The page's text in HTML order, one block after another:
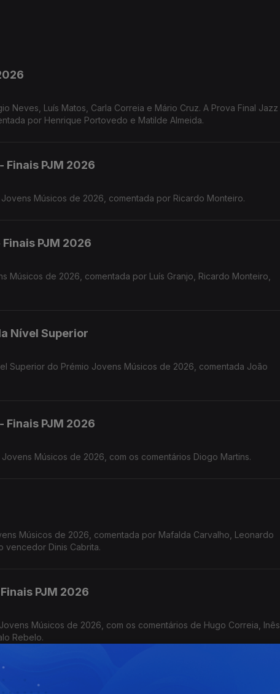
Neves, Luís Matos, Carla Correia e Mário Cruz. A Prova Final Jazz
por Henrique Portovedo e Matilde Almeida.
Finais PJM 2026
Músicos de 2026, comentada por Ricardo Monteiro.
PJM 2026
Músicos de 2026, comentada por Luís Granjo, Ricardo Monteiro,
Nível Superior
Superior do Prémio Jovens Músicos de 2026, comentada João
Finais PJM 2026
Músicos de 2026, com os comentários Diogo Martins.
Músicos de 2026, comentada por Mafalda Carvalho, Leonardo
vencedor Dinis Cabrita.
PJM 2026
Músicos de 2026, com os comentários de Hugo Correia, Inês
Rebelo.
- Finais PJM 2026